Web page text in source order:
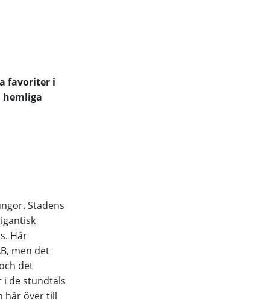
favoriter i
hemliga
Stadens
Här
men det
det
i de stundtals
här över till